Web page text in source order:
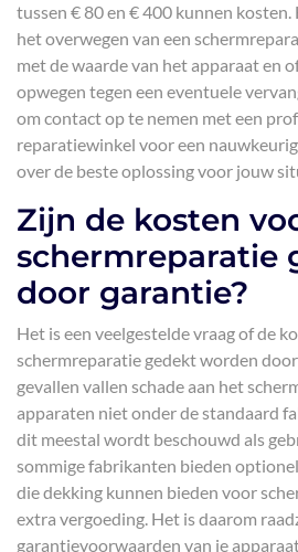
tussen € 80 en € 400 kunnen
het overwegen van een
met de waarde van het apparaat en
opwegen tegen een eventuele
om contact op te nemen met een
reparatiewinkel voor een
over de beste oplossing voor jouw
Zijn de kosten
schermreparatie
door garantie?
Het is een veelgestelde vraag of de
schermreparatie gedekt worden
gevallen vallen schade aan het
apparaten niet onder de standaard
dit meestal wordt beschouwd als
sommige fabrikanten bieden
die dekking kunnen bieden voor
extra vergoeding. Het is daarom
garantievoorwaarden van je